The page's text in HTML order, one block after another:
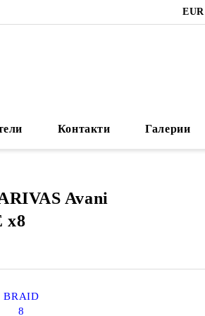
EUR
Контакти Галерии
Avani
x8
BRAID
8